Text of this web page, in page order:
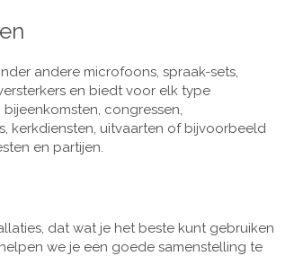
andere microfoons, spraak-sets,
en biedt voor elk type
congressen,
kerkdiensten, uitvaarten of bijvoorbeeld
en partijen.
dat wat je het beste kunt gebruiken
we je een goede samenstelling te